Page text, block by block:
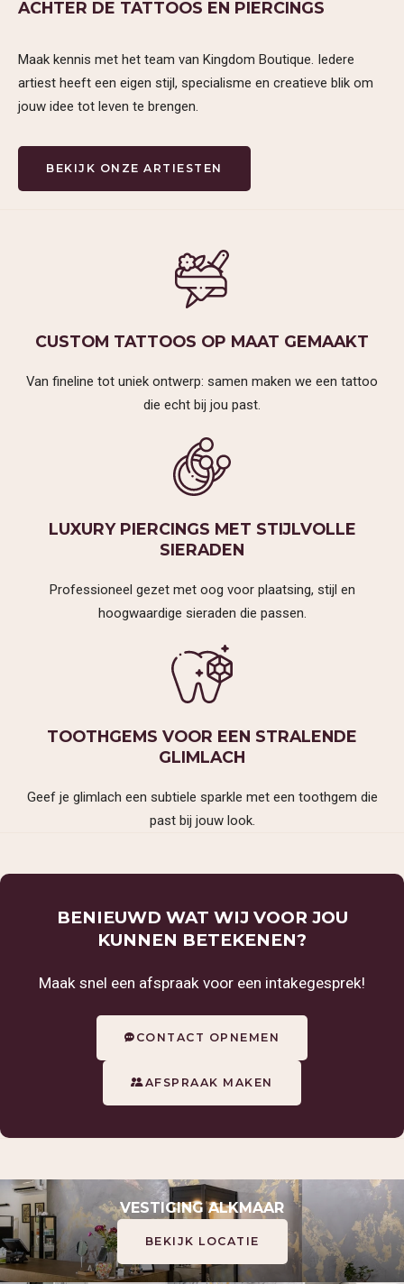
OVER KINGDOM
TATTOOS
OPENINGSTIJDEN
PORTFOLIO
IMPRESSIE SHOP
CONTACT OPNEMEN
PRIJSLIJST PIERCINGS
TOOTHGEMS
ARTIESTEN
MORE)
ROMY (TATTOO)
NAOMI (PIERCER)
VESTIGINGEN
VESTIGING ALKMAAR
ACHTER DE TATTOOS EN PIERCINGS
Maak kennis met het team van Kingdom Boutique. Iedere
artiest heeft een eigen stijl, specialisme en creatieve blik om
jouw idee tot leven te brengen.
BEKIJK ONZE ARTIESTEN
CUSTOM TATTOOS OP MAAT GEMAAKT
Van fineline tot uniek ontwerp: samen maken we een tattoo
die echt bij jou past.
LUXURY PIERCINGS MET STIJLVOLLE
SIERADEN
Professioneel gezet met oog voor plaatsing, stijl en
hoogwaardige sieraden die passen.
TOOTHGEMS VOOR EEN STRALENDE
GLIMLACH
Geef je glimlach een subtiele sparkle met een toothgem die
past bij jouw look.
BENIEUWD WAT WIJ VOOR JOU
KUNNEN BETEKENEN?
Maak snel een afspraak voor een intakegesprek!
CONTACT OPNEMEN
AFSPRAAK MAKEN
VESTIGING ALKMAAR
BEKIJK LOCATIE